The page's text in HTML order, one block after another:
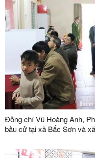
Đồng chí Vũ Hoàng Anh,
bầu cử tại xã Bắc Sơn và